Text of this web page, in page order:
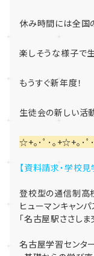
休み時間には全国
楽しそうな様子で
もうすぐ新年度！
生徒会の新しい活
☆+｡･ﾟ･｡+☆+｡･ﾟ
【資料請求・学校
登校型の通信制高
ヒューマンキャン
「名古屋駅ささしま
名古屋学習センタ